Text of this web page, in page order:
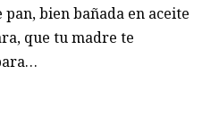
pan, bien bañada en aceite
que tu madre te